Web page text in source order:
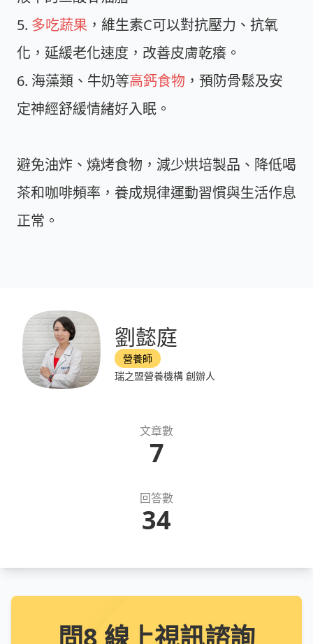
5. 多吃蔬果 ，維生素C可以對抗壓力、抗氧
化，延緩老化速度，改善皮膚乾癢。
6. 海藻類、牛奶等高鈣食物 ，預防骨鬆及安
定神經舒緩情緒好入眠。
避免油炸、燒烤食物，減少烘培製品、降低喝
茶和咖啡頻率，養成規律運動習慣與生活作息
正常。
劉懿庭
營養師
瑞之盟營養機構 創辦人
文章數
7
回答數
34